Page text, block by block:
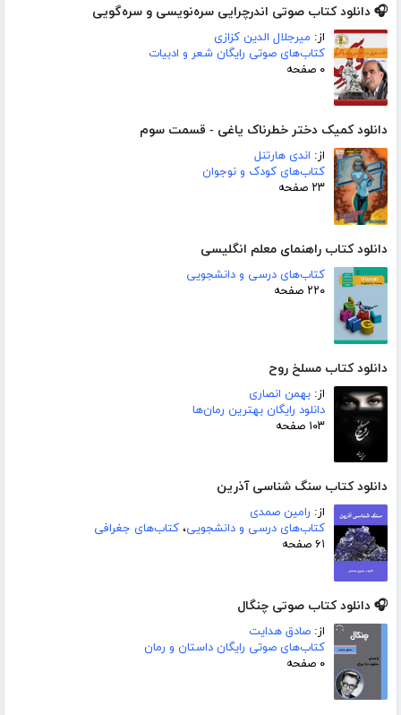
🎧 دانلود کتاب صوتی اندرچرایی سره‌نویسی و سره‌گویی
از: میرجلال الدین کزازی
کتاب‌های صوتی رایگان شعر و ادبیات
۰ صفحه
دانلود کمیک دختر خطرناک یاغی - قسمت سوم
از: اندی هارتنل
کتاب‌های کودک و نوجوان
۲۳ صفحه
دانلود کتاب راهنمای معلم انگلیسی
کتاب‌های درسی و دانشجویی
۲۲۰ صفحه
دانلود کتاب مسلخ روح
از: بهمن انصاری
دانلود رایگان بهترین رمان‌ها
۱۰۳ صفحه
دانلود کتاب سنگ شناسی آذرین
از: رامین صمدی
کتاب‌های درسی و دانشجویی، کتاب‌های جغرافی
۶۱ صفحه
🎧 دانلود کتاب صوتی چنگال
از: صادق هدایت
کتاب‌های صوتی رایگان داستان و رمان
۰ صفحه